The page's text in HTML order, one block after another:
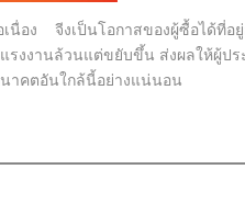
นื่อง จีงเป็นโอกาสของผู้ซื้อได้ที่อ
รงงานล้วนแต่ขยับขึ้น ส่งผลให้ผู้ป
นาคตอันใกล้นี้อย่างแน่นอน